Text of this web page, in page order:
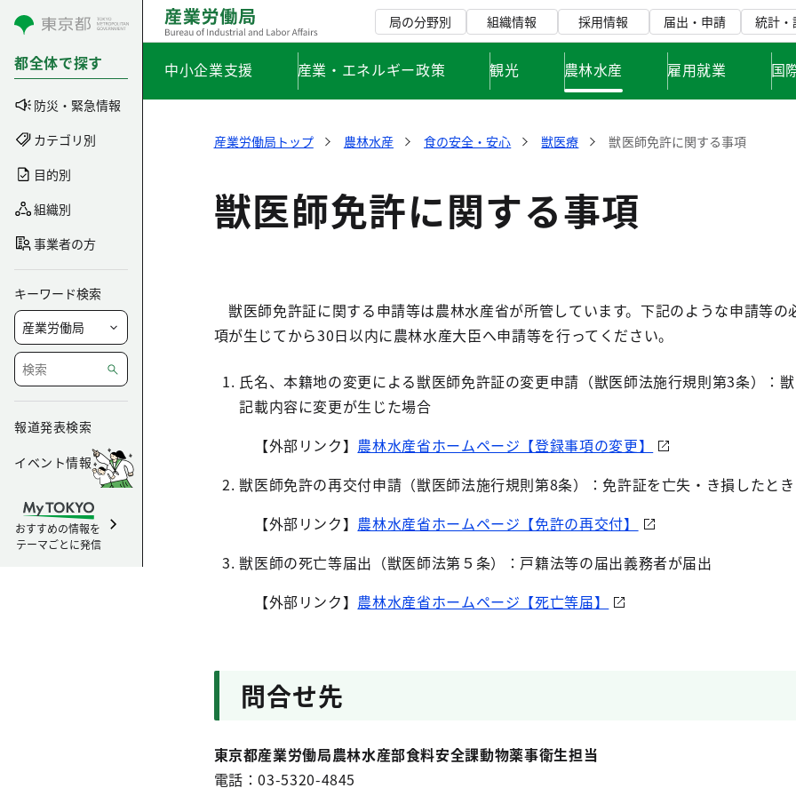
コンテンツにスキップ
都全体で探す
防災・緊急情報
カテゴリ別
目的別
組織別
事業者の方
キーワード検索
報道発表検索
イベント情報
おすすめの情報を
テーマごとに発信
局の分野別 組織情報 採用情報 届出・申請 統計・
中小企業支援 産業・エネルギー政策 観光 農林水産 雇用就業 国
産業労働局トップ 農林水産 食の安全・安心 獣医療 獣医師免許に関する事項
獣医師免許に関する事項
獣医師免許証に関する申請等は農林水産省が所管しています。下記のような申請等の
項が生じてから30日以内に農林水産大臣へ申請等を行ってください。
氏名、本籍地の変更による獣医師免許証の変更申請（獣医師法施行規則第3条）：
記載内容に変更が生じた場合
【外部リンク】 農林水産省ホームページ【登録事項の変更】
獣医師免許の再交付申請（獣医師法施行規則第8条）：免許証を亡失・き損したとき
【外部リンク】 農林水産省ホームページ【免許の再交付】
獣医師の死亡等届出（獣医師法第５条）：戸籍法等の届出義務者が届出
【外部リンク】 農林水産省ホームページ【死亡等届】
問合せ先
東京都産業労働局農林水産部食料安全課動物薬事衛生担当
電話：03-5320-4845